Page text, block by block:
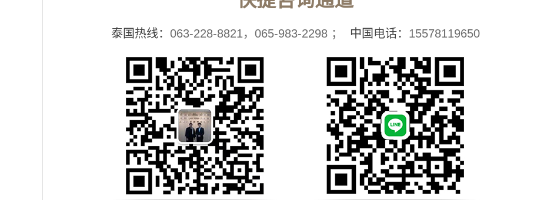
泰国热线： 063-228-8821，065-983-2298 ； 中国电话： 15578119650